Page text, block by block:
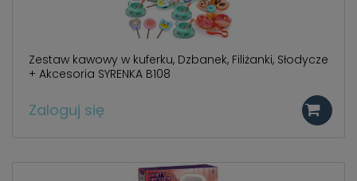
Zestaw kawowy w kuferku, Dzbanek, Filiżanki, Słodycze
+ Akcesoria SYRENKA B108
Zaloguj się